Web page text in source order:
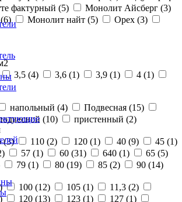
фактурный (5) Монолит Айсберг (3)
6) Монолит найт (5) Орех (3)
3,5 (4) 3,6 (1) 3,9 (1) 4 (1)
напольный (4) Подвесная (15)
(10) пристенный (2)
(3) 110 (2) 120 (1) 40 (9) 45 (1)
) 57 (1) 60 (31) 640 (1) 65 (5)
79 (1) 80 (19) 85 (2) 90 (14)
) 100 (12) 105 (1) 11,3 (2)
) 120 (13) 123 (1) 127 (1)